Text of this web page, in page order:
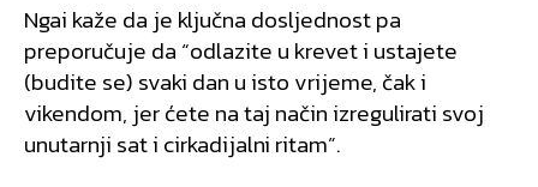
Ngai kaže da je ključna dosljednost pa
preporučuje da “odlazite u krevet i ustajete
(budite se) svaki dan u isto vrijeme, čak i
vikendom, jer ćete na taj način izregulirati svoj
unutarnji sat i cirkadijalni ritam”.